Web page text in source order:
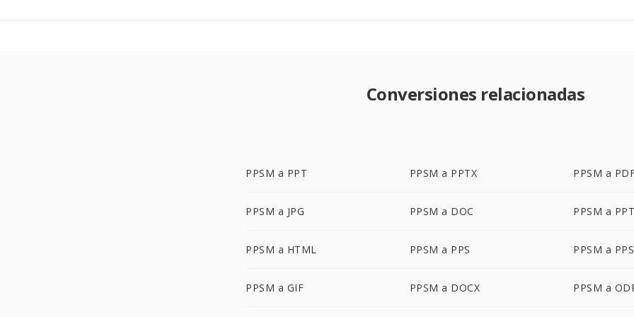
Conversiones relacionadas
PPSM a PPT PPSM a PPTX PPSM a
PPSM a JPG PPSM a DOC PPSM a
PPSM a HTML PPSM a PPS PPSM a
PPSM a GIF PPSM a DOCX PPSM a